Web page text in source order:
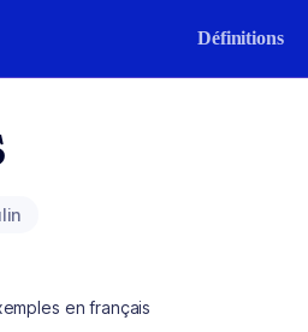
Définitions
en français